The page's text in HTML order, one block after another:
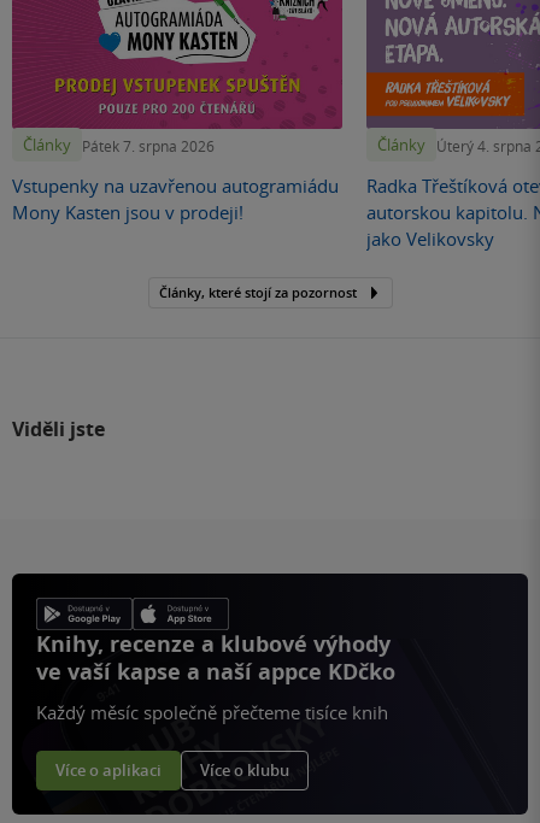
Články Pátek 7. srpna 2026
Vstupenky na uzavřenou autogramiádu
Mony Kasten jsou v prodeji!
Články Úterý 4. srpna
Radka Třeštíková
autorskou kapitolu.
jako Velikovsky
Články, které stojí za pozornost
Viděli jste
Knihy, recenze a klubové výhody
ve vaší kapse a naší appce KDčko
Každý měsíc společně přečteme tisíce knih
Více o aplikaci Více o klubu